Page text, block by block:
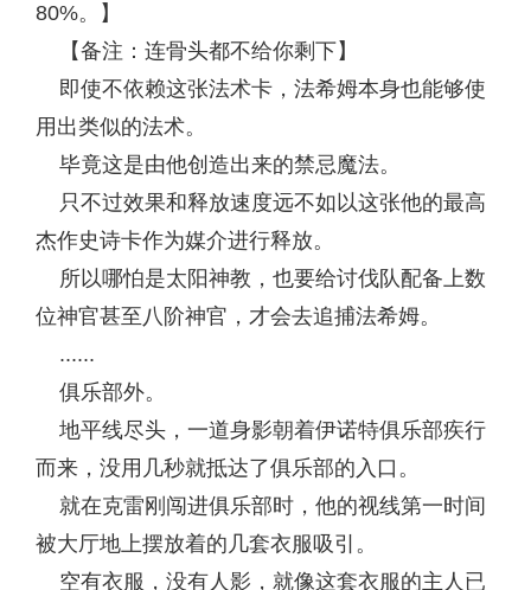
80%。】
【备注：连骨头都不给你剩下】
即使不依赖这张法术卡，法希姆本身也能够使
用出类似的法术。
毕竟这是由他创造出来的禁忌魔法。
只不过效果和释放速度远不如以这张他的最高
杰作史诗卡作为媒介进行释放。
所以哪怕是太阳神教，也要给讨伐队配备上数
位神官甚至八阶神官，才会去追捕法希姆。
......
俱乐部外。
地平线尽头，一道身影朝着伊诺特俱乐部疾行
而来，没用几秒就抵达了俱乐部的入口。
就在克雷刚闯进俱乐部时，他的视线第一时间
被大厅地上摆放着的几套衣服吸引。
空有衣服，没有人影，就像这套衣服的主人已